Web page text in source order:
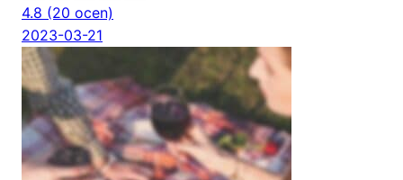
4.8 (20 ocen)
2023-03-21